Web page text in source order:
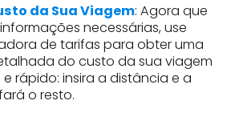
da Sua Viagem: Agora que
necessárias, use
de tarifas para obter uma
do custo da sua viagem
e rápido: insira a distância e a
o resto.